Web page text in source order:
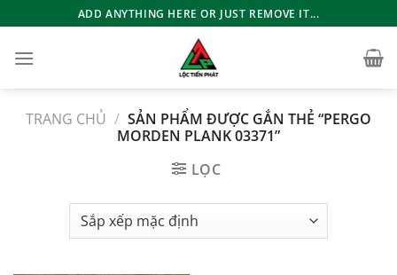
qua
nội
ADD ANYTHING HERE OR JUST REMOVE IT...
TRANG CHỦ / SẢN PHẨM ĐƯỢC GẮN THẺ “PERGO
MORDEN PLANK 03371”
LỌC